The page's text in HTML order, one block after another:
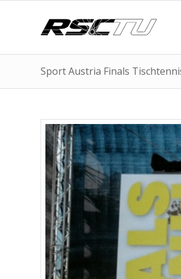
Sport Austria Finals